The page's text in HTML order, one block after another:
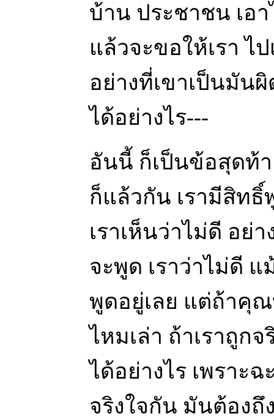
บ้าน ประชาชน เอ
แล้วจะขอให้เรา ไ
อย่างที่เขาเป็นมันผิ
ได้อย่างไร---
อันนี้ ก็เป็นข้อสุดท้
ก็แล้วกัน เรามีสิทธิ์
เราเห็นว่าไม่ดี อย่
จะพูด เราว่าไม่ดี
พูดอยู่เลย แต่ถ้าคุ
ไหมเล่า ถ้าเราถูก
ได้อย่างไร เพราะ
จริงใจกัน มันต้อง